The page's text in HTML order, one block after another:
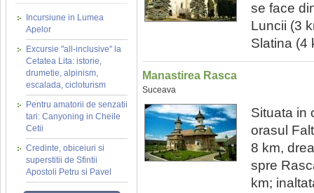
Incursiune in Lumea
Apelor
Excursie "all-inclusive" la
Cetatea Lita: istorie,
drumetie, alpinism,
escalada, cicloturism
Pentru amatorii de senzatii
tari: Canyoning in Cheile
Cetii
Credinte, obiceiuri si
superstitii de Sfintii
Apostoli Petru si Pavel
se face
Luncii (3
Slatina (4
Manastirea Rasca
Suceava
Situata in
orasul
8 km,
spre
km;